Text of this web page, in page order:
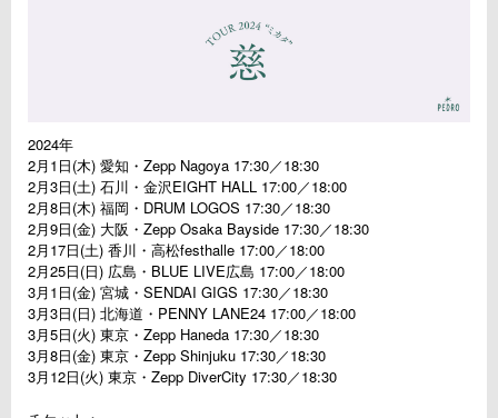
2024年
2月1日(木) 愛知・Zepp Nagoya 17:30／18:30
2月3日(土) 石川・金沢EIGHT HALL 17:00／18:00
2月8日(木) 福岡・DRUM LOGOS 17:30／18:30
2月9日(金) 大阪・Zepp Osaka Bayside 17:30／18:30
2月17日(土) 香川・高松festhalle 17:00／18:00
2月25日(日) 広島・BLUE LIVE広島 17:00／18:00
3月1日(金) 宮城・SENDAI GIGS 17:30／18:30
3月3日(日) 北海道・PENNY LANE24 17:00／18:00
3月5日(火) 東京・Zepp Haneda 17:30／18:30
3月8日(金) 東京・Zepp Shinjuku 17:30／18:30
3月12日(火) 東京・Zepp DiverCity 17:30／18:30